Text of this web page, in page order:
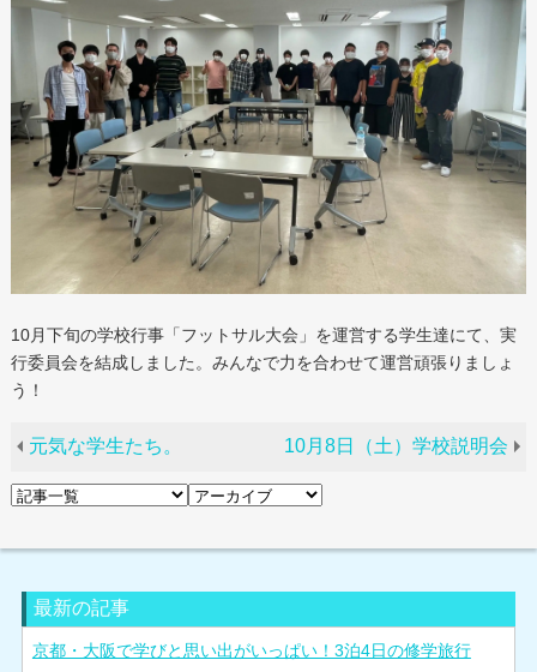
10月下旬の学校行事「フットサル大会」を運営する学生達にて、実
行委員会を結成しました。みんなで力を合わせて運営頑張りましょ
う！
元気な学生たち。 10月8日（土）学校説明会
最新の記事
京都・大阪で学びと思い出がいっぱい！3泊4日の修学旅行